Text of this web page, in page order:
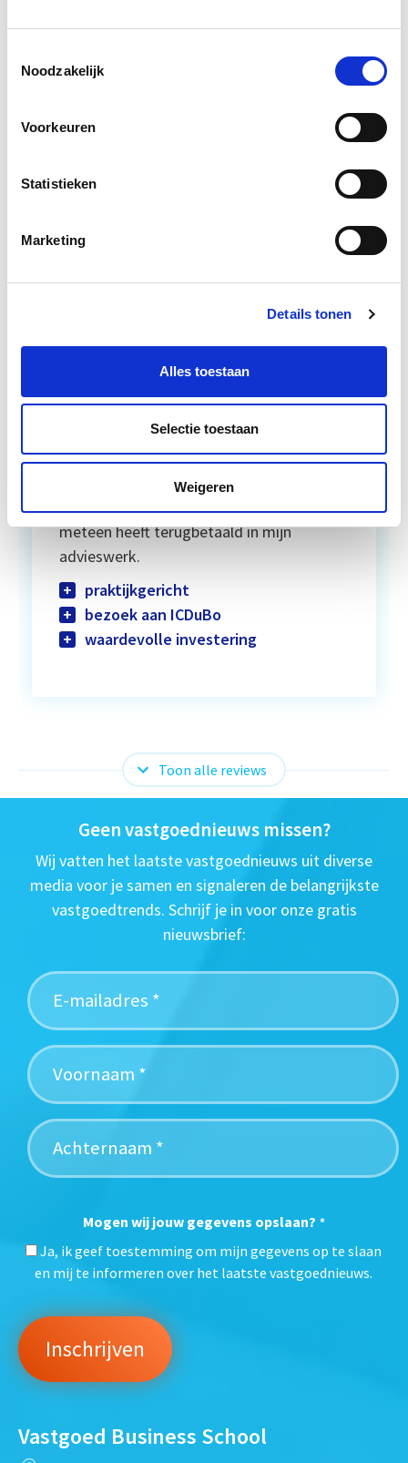
Noodzakelijk
Voorkeuren
Statistieken
Marketing
Details tonen
Alles toestaan
Selectie toestaan
Weigeren
advieswerk”
Ik wilde graag
tot de kern van duurzaamheid komen en
handvatten gegeven en doen inzien hoe
er allemaal bij komt kijken. Voor mij
èn verdieping van mijn kennis die ik
meteen in de praktijk heb kunnen
aan een DMJOP en het bepalen van de
financiële haalbaarheid van je plan, heb ik
ook het bezoek aan het ICDuBo als erg
waardevol ervaren. Ik zie de opleiding als
een waardevolle investering die zich
meteen heeft terugbetaald in mijn
advieswerk.
praktijkgericht
bezoek aan ICDuBo
waardevolle investering
Toon alle reviews
Geen vastgoednieuws missen?
Wij vatten het laatste vastgoednieuws uit diverse
media voor je samen en signaleren de belangrijkste
vastgoedtrends. Schrijf je in voor onze gratis
nieuwsbrief:
Mogen wij jouw gegevens opslaan? *
Ja, ik geef toestemming om mijn gegevens op te slaan
en mij te informeren over het laatste vastgoednieuws.
Vastgoed Business School